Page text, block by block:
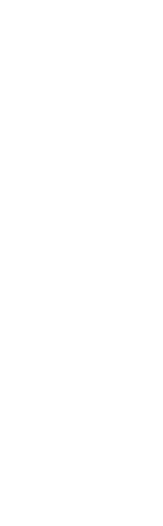
提供させていただ
ご了承ください。
づき作成されるも
とをご了承くださ
制御機器販売店・
。
品です。
はありません。
品です。
を得ず変更すること
(PBDE) 1000ppm以下、
以下、フタル酸ジブチ
) : 1000ppm、
規制貨物等」とい
引許可)を取得する
必要な手段を講じ